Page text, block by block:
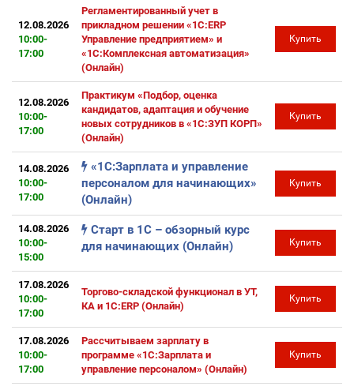
12.08.2026
10:00-
17:00
Регламентированный учет в
прикладном решении «1С:ERP
Управление предприятием» и
«1С:Комплексная автоматизация»
(Онлайн)
Купить
12.08.2026
10:00-
17:00
Практикум «Подбор, оценка
кандидатов, адаптация и обучение
новых сотрудников в «1С:ЗУП КОРП»
(Онлайн)
Купить
14.08.2026
10:00-
17:00
«1С:Зарплата и управление
персоналом для начинающих»
(Онлайн)
Купить
14.08.2026
10:00-
15:00
Старт в 1С – обзорный курс
для начинающих (Онлайн)
Купить
17.08.2026
10:00-
17:00
Торгово-складской функционал в УТ,
КА и 1С:ERP (Онлайн)
Купить
17.08.2026
10:00-
17:00
Рассчитываем зарплату в
программе «1С:Зарплата и
управление персоналом» (Онлайн)
Купить